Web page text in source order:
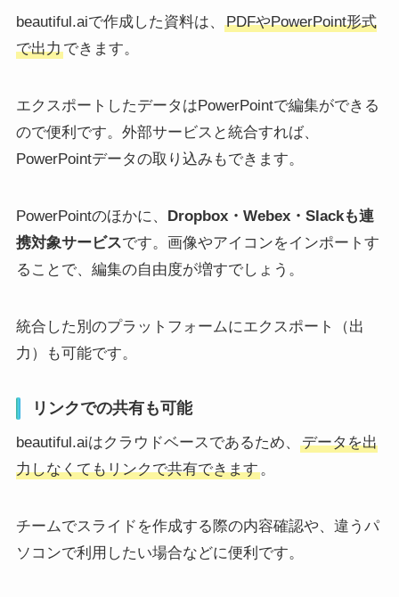
beautiful.aiで作成した資料は、
PDFやPowerPoint形式
で出力できます。
エクスポートしたデータはPowerPointで編集ができる
ので便利です。外部サービスと統合すれば、
PowerPointデータの取り込みもできます。
PowerPointのほかに、 Dropbox・Webex・Slackも連
携対象サービスです。画像やアイコンをインポートす
ることで、編集の自由度が増すでしょう。
統合した別のプラットフォームにエクスポート（出
力）も可能です。
リンクでの共有も可能
beautiful.aiはクラウドベースであるため、
データを出
力しなくてもリンクで共有できます。
チームでスライドを作成する際の内容確認や、違うパ
ソコンで利用したい場合などに便利です。